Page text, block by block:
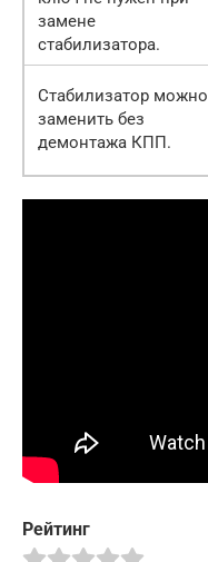
замене
стабилизатора.
Стабилизатор можно
заменить без
демонтажа КПП.
Рейтинг